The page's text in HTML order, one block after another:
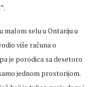
malom selu u Ontariju u
više računa o
je porodica sa desetoro
jednom prostorijom.